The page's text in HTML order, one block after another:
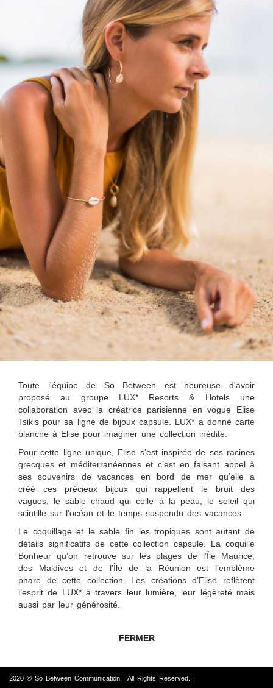
Toute l'équipe de So Between est heureuse d'avoir
proposé au groupe LUX* Resorts & Hotels une
collaboration avec la créatrice parisienne en vogue Elise
Tsikis pour sa ligne de bijoux capsule. LUX* a donné carte
blanche à Elise pour imaginer une collection inédite.
Pour cette ligne unique, Elise s’est inspirée de ses racines
grecques et méditerranéennes et c’est en faisant appel à
ses souvenirs de vacances en bord de mer qu’elle a
créé ces précieux bijoux qui rappellent le bruit des
vagues, le sable chaud qui colle à la peau, le soleil qui
scintille sur l’océan et le temps suspendu des vacances.
Le coquillage et le sable fin les tropiques sont autant de
détails significatifs de cette collection capsule. La coquille
Bonheur qu’on retrouve sur les plages de l’Île Maurice,
des Maldives et de l’Île de la Réunion est l’emblème
phare de cette collection. Les créations d’Elise reflètent
l’esprit de LUX* à travers leur lumière, leur légèreté mais
aussi par leur générosité.
FERMER
2020 © So Between Communication I All Rights Reserved. I